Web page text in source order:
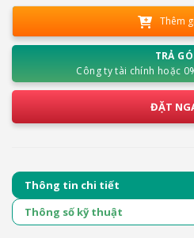
Thêm
TRẢ
Công ty tài chính hoặc
ĐẶT
Thông tin chi tiết
Thông số kỹ thuật